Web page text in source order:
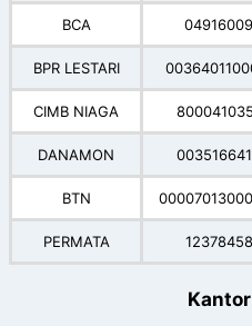
BCA
BPR LESTARI
CIMB NIAGA
DANAMON
BTN
PERMATA